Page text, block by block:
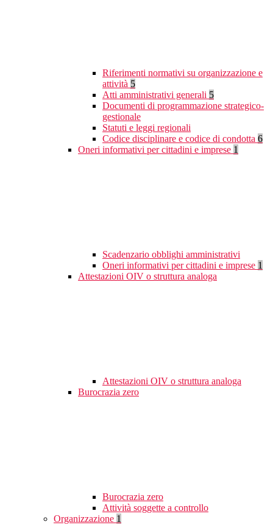
Riferimenti normativi su organizzazione e
attività 5
Atti amministrativi generali 5
Documenti di programmazione strategico-
gestionale
Statuti e leggi regionali
Codice disciplinare e codice di condotta 6
Oneri informativi per cittadini e imprese 1
Scadenzario obblighi amministrativi
Oneri informativi per cittadini e imprese 1
Attestazioni OIV o struttura analoga
Attestazioni OIV o struttura analoga
Burocrazia zero
Burocrazia zero
Attività soggette a controllo
Organizzazione 1